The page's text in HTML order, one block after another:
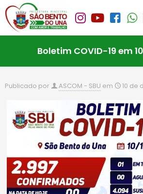
Boletim COVID-19 em
Publicado por ASCOM - SBU em 10 de